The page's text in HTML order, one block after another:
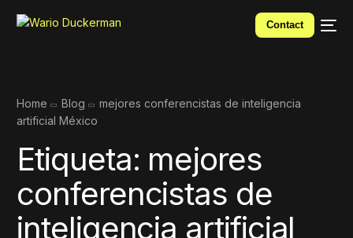
Contact
Home Blog
mejores conferencistas de inteligencia
artificial México
Etiqueta: mejores
conferencistas de
inteligencia artificial